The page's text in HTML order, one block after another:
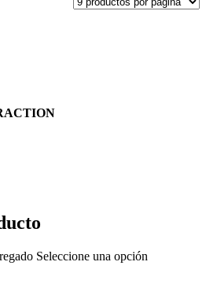
Seleccione una opción